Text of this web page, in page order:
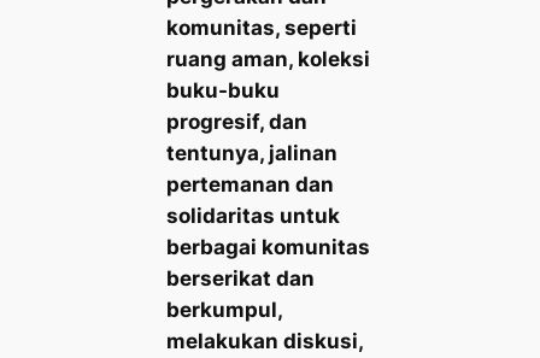
komunitas, seperti
ruang aman, koleksi
buku-buku
progresif, dan
tentunya, jalinan
pertemanan dan
solidaritas untuk
berbagai komunitas
berserikat dan
berkumpul,
melakukan diskusi,